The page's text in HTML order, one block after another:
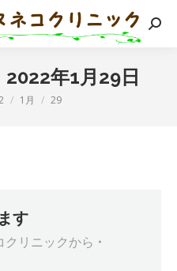
検
2022年1月29日
1月 29
す
リニックから